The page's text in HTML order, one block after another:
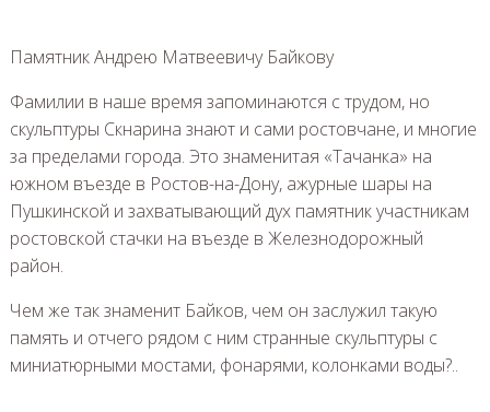
Памятник Андрею Матвеевичу Байкову
Фамилии в наше время запоминаются с трудом, но
скульптуры Скнарина знают и сами ростовчане, и многие
за пределами города. Это знаменитая «Тачанка» на
южном въезде в Ростов-на-Дону, ажурные шары на
Пушкинской и захватывающий дух памятник участникам
ростовской стачки на въезде в Железнодорожный
район.
Чем же так знаменит Байков, чем он заслужил такую
память и отчего рядом с ним странные скульптуры с
миниатюрными мостами, фонарями, колонками воды?..